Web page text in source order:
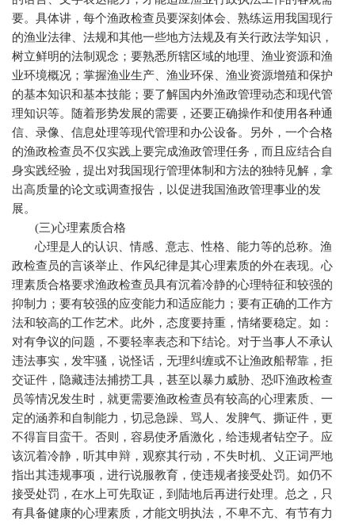
要。具体讲，每个渔政检查员要深刻体会、熟练运用我国现行
的渔业法律、法规和其他一些地方法规及有关行政法学知识，
树立鲜明的法制观念；要熟悉所辖区域的地理、渔业资源和渔
业环境概况；掌握渔业生产、渔业环保、渔业资源增殖和保护
的基本知识和基本技能；要了解国内外渔政管理动态和现代管
理知识等。随着形势发展的需要，还要正确操作和使用各种通
信、录像、信息处理等现代管理和办公设备。另外，一个合格
的渔政检查员不仅实践上要完成渔政管理任务，而且应结合自
身实践经验，提出对我国现行管理体制和方法的独特见解，拿
出高质量的论文或调查报告，以促进我国渔政管理事业的发
展。
(三)心理素质合格
心理是人的认识、情感、意志、性格、能力等的总称。渔
政检查员的言谈举止、作风纪律是其心理素质的外在表现。心
理素质合格要求渔政检查员具有沉着冷静的心理特征和较强的
抑制力；要有较强的应变能力和适应能力；要有正确的工作方
法和较高的工作艺术。此外，态度要持重，情绪要稳定。如：
对有争议的问题，不要轻率表态和下结论。对于当事人不承认
违法事实，发牢骚，说怪话，无理纠缠或不让渔政船帮靠，拒
交证件，隐藏违法捕捞工具，甚至以暴力威胁、恐吓渔政检查
员等情况发生时，就更需要渔政检查员有较高的心理素质、一
定的涵养和自制能力，切忌急躁、骂人、发脾气、撕证件，更
不得盲目蛮干。否则，容易使矛盾激化，给违规者钻空子。应
该沉着冷静，听其申辩，观察其行动，不失时机、义正词严地
指出其违规事项，进行说服教育，使违规者接受处罚。如仍不
接受处罚，在水上可先取证，到陆地后再进行处理。总之，只
有具备健康的心理素质，才能文明执法，不卑不亢、有节有力